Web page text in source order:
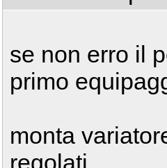
se non erro il
primo
monta
regolati...